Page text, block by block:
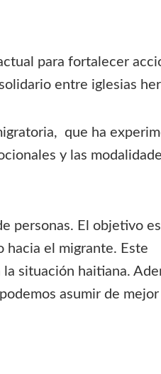
para fortalecer
entre iglesias
que ha
y las
personas. El objetivo es
el migrante. Este
situación haitiana.
asumir de